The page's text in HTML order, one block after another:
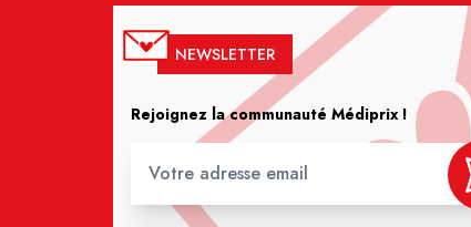
NEWSLETTER
Rejoignez la communauté Médiprix !